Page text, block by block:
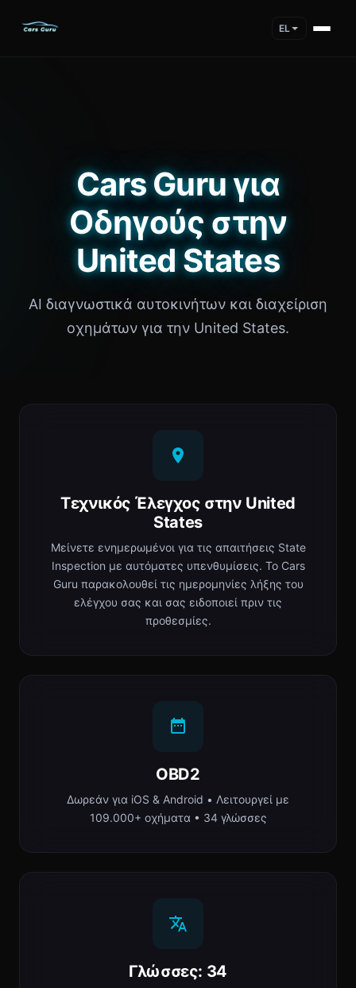
EL
Cars Guru για
Οδηγούς στην
United States
AI διαγνωστικά αυτοκινήτων και διαχείριση
οχημάτων για την United States.
Τεχνικός Έλεγχος στην United
States
Μείνετε ενημερωμένοι για τις απαιτήσεις State
Inspection με αυτόματες υπενθυμίσεις. Το Cars
Guru παρακολουθεί τις ημερομηνίες λήξης του
ελέγχου σας και σας ειδοποιεί πριν τις
προθεσμίες.
OBD2
Δωρεάν για iOS & Android • Λειτουργεί με
109.000+ οχήματα • 34 γλώσσες
Γλώσσες: 34